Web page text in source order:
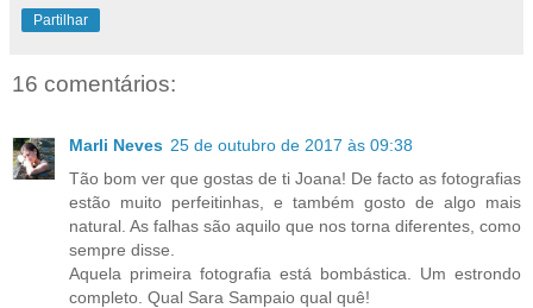
Partilhar
16 comentários:
Marli Neves 25 de outubro de 2017 às 09:38
Tão bom ver que gostas de ti Joana! De facto as fotografias
estão muito perfeitinhas, e também gosto de algo mais
natural. As falhas são aquilo que nos torna diferentes, como
sempre disse.
Aquela primeira fotografia está bombástica. Um estrondo
completo. Qual Sara Sampaio qual quê!